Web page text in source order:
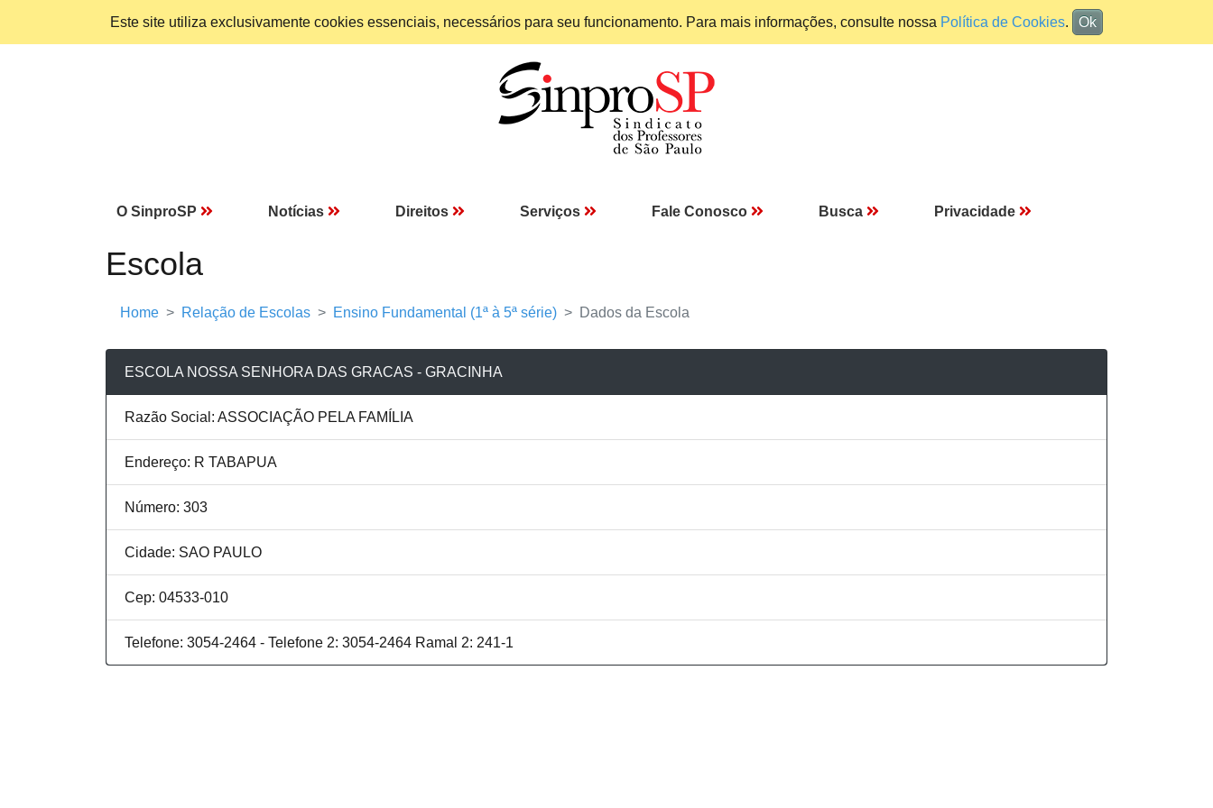
Este site utiliza exclusivamente cookies essenciais, necessários para seu funcionamento. Para mais informações, consulte nossa Política de Cookies. Ok
O SinproSP Notícias Direitos Serviços Fale Conosco Busca Privacidade
Escola
Home Relação de Escolas Ensino Fundamental (1ª à 5ª série) Dados da Escola
ESCOLA NOSSA SENHORA DAS GRACAS - GRACINHA
Razão Social: ASSOCIAÇÃO PELA FAMÍLIA
Endereço: R TABAPUA
Número: 303
Cidade: SAO PAULO
Cep: 04533-010
Telefone: 3054-2464 - Telefone 2: 3054-2464 Ramal 2: 241-1